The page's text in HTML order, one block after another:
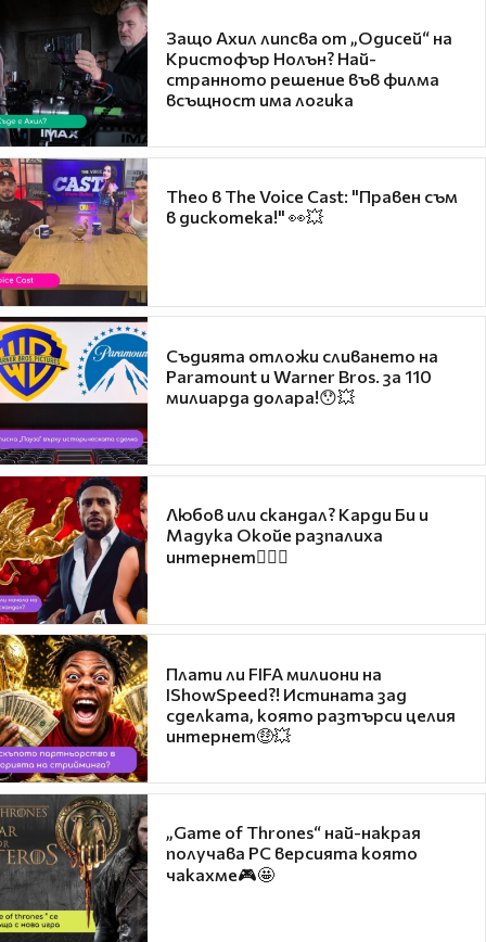
Защо Ахил липсва от „Одисей“ на
Кристофър Нолън? Най-
странното решение във филма
всъщност има логика
Theo в The Voice Cast: "Правен съм
в дискотека!" 👀💥
Съдията отложи сливането на
Paramount и Warner Bros. за 110
милиарда долара!😯💥
Любов или скандал? Карди Би и
Мадука Окойе разпалиха
интернет❤️‍🔥🔥
Плати ли FIFA милиони на
IShowSpeed?! Истината зад
сделката, която разтърси целия
интернет🤑💥
„Game of Thrones“ най-накрая
получава PC версията която
чакахме🎮🤩